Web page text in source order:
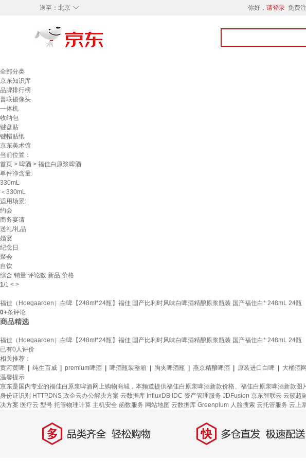
◇
送至： 北京 你好， 请登录 免费
全部分类
京东知识库
品牌排行榜
普联摄像头
一体机
收纳包
键盘贴
键帽贴纸
京东美术馆
当前位置：
首页 > 啤酒 > 福佳白原浆啤酒
单件净含量:
330mL
＜330mL
适用场景:
约会
商务宴请
送礼/礼品
婚宴
纪念日
聚会
自饮
综合 销量 评论数 新品 价格
1/1 < >
福佳（Hoegaarden）白啤【248ml*24瓶】福佳 国产比利时风味白啤酒精酿原浆瓶装 国产福佳白* 248mL 24瓶
0+条评论
商品精选
福佳（Hoegaarden）白啤【248ml*24瓶】福佳 国产比利时风味白啤酒精酿原浆瓶装 国产福佳白* 248mL 24瓶
已有0人评价
相关推荐：
黄河黄啤
纯生百威 premium啤酒 啤酒瓶装整箱 胸夹啤酒瓶 燕京精酿啤酒 原装进口白啤 大桶酒网
温馨提示
京东是国内专业的福佳白原浆啤酒网上购物商城，本频道提供福佳白原浆啤酒新款价格、福佳白原浆啤酒新款
身份证识别 HTTPDNS 政企云办公解决方案 云数据库 InfluxDB IDC 资产管理服务 JDFusion 京东智联云 云簇超
决方案 医疗云 型号 托管物理计算 主机安全 函数服务 网站地图 云数据库 Greenplum 人脸搜索 云托管服务 云上
多 品类齐全，轻松购物 快 多仓直发，极速配送